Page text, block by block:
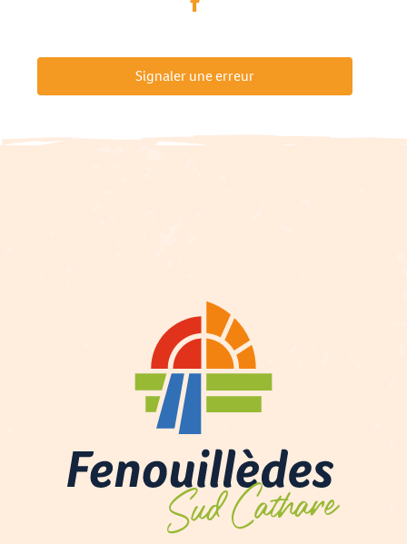
Signaler une erreur